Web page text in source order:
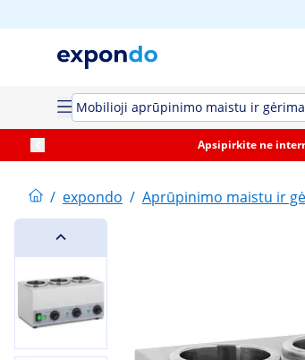
Mobilioji aprūpinimo maistu ir
Apsipirkite ne
/ expondo / Aprūpinimo maistu ir